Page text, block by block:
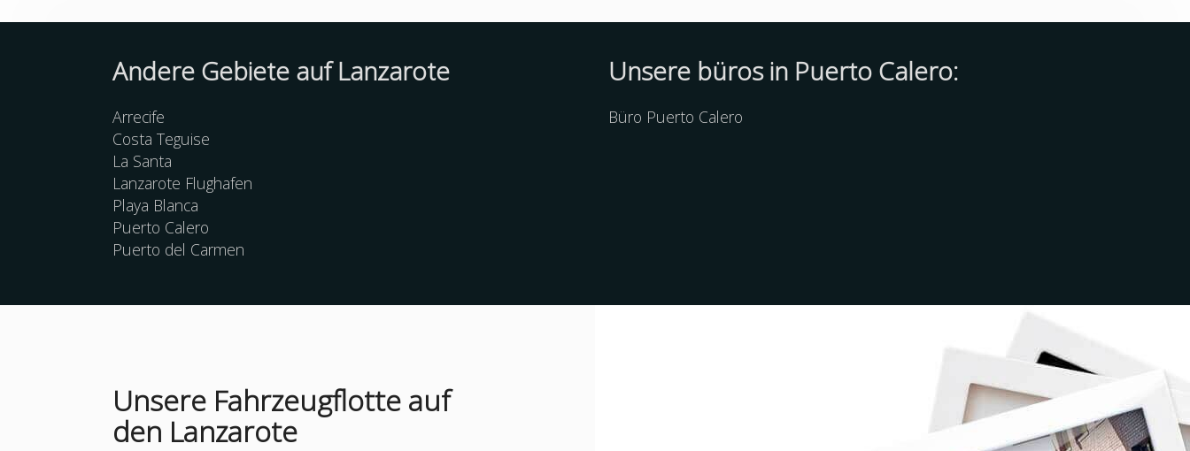
Unsere büros in Puerto Calero:
Büro Puerto Calero
Andere Gebiete auf Lanzarote
Arrecife
Costa Teguise
La Santa
Lanzarote Flughafen
Playa Blanca
Puerto Calero
Puerto del Carmen
Unsere Fahrzeugflotte auf
den Lanzarote